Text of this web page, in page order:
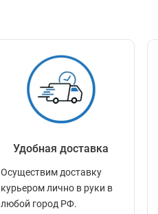
Удобная доставка
Осуществим доставку
курьером лично в руки в
любой город РФ.